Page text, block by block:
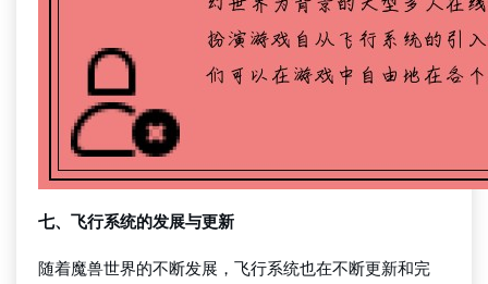
七、飞行系统的发展与更新
随着魔兽世界的不断发展，飞行系统也在不断更新和完